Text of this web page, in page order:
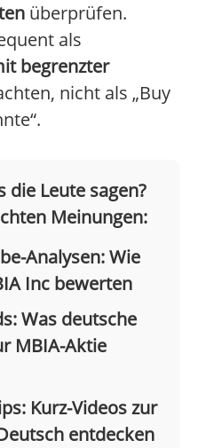
überprüfen.
als
begrenzter
nicht als „Buy
die Leute sagen?
Meinungen:
Analysen: Wie
Inc bewerten
Was deutsche
MBIA-Aktie
Kurz-Videos zur
entdecken